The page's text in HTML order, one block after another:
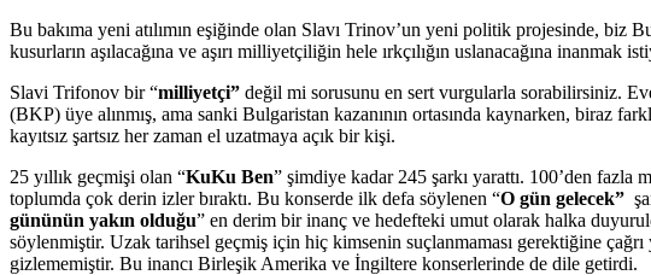
Bu bakıma yeni atılımın eşiğinde olan Slavı Trinov’un yeni politik projesinde, biz
kusurların aşılacağına ve aşırı milliyetçiliğin hele ırkçılığın uslanacağına inanmak
Slavi Trifonov bir “milliyetçi” değil mi sorusunu en sert vurgularla sorabilirsiniz.
(BKP) üye alınmış, ama sanki Bulgaristan kazanının ortasında kaynarken, biraz
kayıtsız şartsız her zaman el uzatmaya açık bir kişi.
25 yıllık geçmişi olan “KuKu Ben” şimdiye kadar 245 şarkı yarattı. 100’den fazla
toplumda çok derin izler bıraktı. Bu konserde ilk defa söylenen “O gün gelecek”
gününün yakın olduğu” en derim bir inanç ve hedefteki umut olarak halka
söylenmiştir. Uzak tarihsel geçmiş için hiç kimsenin suçlanmaması gerektiğine
gizlememiştir. Bu inancı Birleşik Amerika ve İngiltere konserlerinde de dile getirdi.